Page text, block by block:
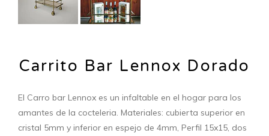
Carrito Bar Lennox Dorado
El Carro bar Lennox es un infaltable en el hogar para los
amantes de la cocteleria. Materiales: cubierta superior en
cristal 5mm y inferior en espejo de 4mm, Perfil 15x15, dos